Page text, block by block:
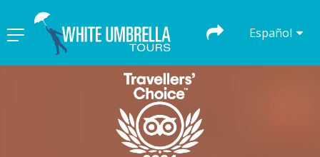
Español